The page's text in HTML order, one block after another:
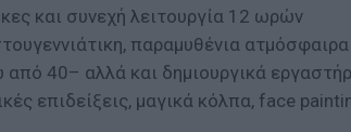
και συνεχή λειτουργία 12 ωρών
παραμυθένια
40– αλλά και δημιουργικά
επιδείξεις, μαγικά κόλπα, face